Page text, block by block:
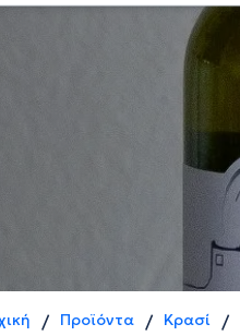
/ Προϊόντα / Κρασί /